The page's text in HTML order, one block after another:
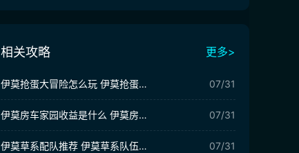
相关攻略 更多>
伊莫抢蛋大冒险怎么玩 伊莫抢蛋大作战玩法介绍 07/31
伊莫房车家园收益是什么 伊莫房车家园玩法介绍 07/31
伊莫草系配队推荐 伊莫草系队伍搭配攻略 07/31